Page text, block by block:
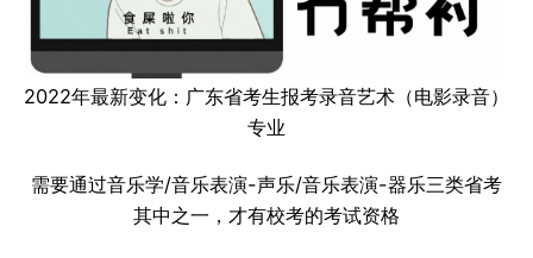
2022年最新变化：广东省考生报考录音艺术（电影录音）
专业
需要通过音乐学/音乐表演-声乐/音乐表演-器乐三类省考
其中之一，才有校考的考试资格